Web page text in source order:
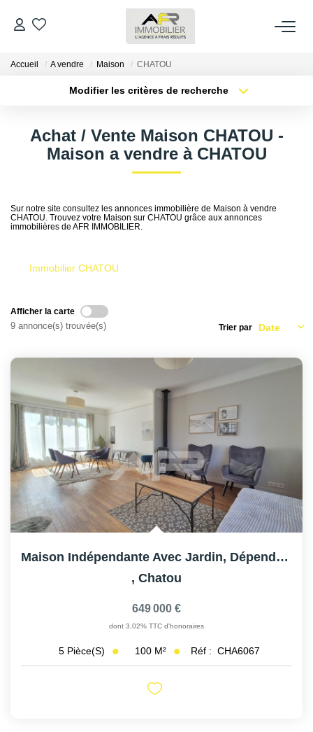
ACHETER
ESTIMER
Qui Sommes Nous
AFR IMMOBILIER Carrières-Sur-Seine
AFR IMMOBILIER Chatou - Transaction
AFR IMMOBILIER Houilles
AFR IMMOBILIER Sartrouville
CONTACT
Accueil A vendre Maison CHATOU
Modifier les critères de recherche
Sélectionnez...
Type de bien
Surface min
Créer une alerte
Achat / Vente Maison CHATOU -
Maison a vendre à CHATOU
Sur notre site consultez les annonces immobilière de Maison à vendre
CHATOU. Trouvez votre Maison sur CHATOU grâce aux annonces
immobilières de AFR IMMOBILIER.
Immobilier CHATOU
Afficher la carte
9 annonce(s) trouvée(s) Trier par
Maison Indépendante Avec Jardin, Dépendance CHATOU
, Chatou
649 000 €
dont 3,02% TTC d'honoraires
5 Pièce(s) 100 M² Réf : CHA6067